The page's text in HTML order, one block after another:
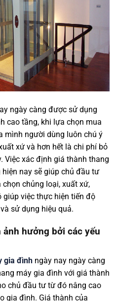
ngày càng được sử dụng
cao tầng, khi lựa chọn mua
mình người dùng luôn chú ý
xứ và hơn hết là chi phí bỏ
Việc xác định giá thành thang
nay sẽ giúp chủ đầu tư
chủng loại, xuất xứ,
việc thực hiện tiến độ
sử dụng hiệu quả.
hưởng bởi các yếu
gia đình ngày nay ngày càng
máy gia đình với giá thành
chủ đầu tư từ đó nâng cao
gia đình. Giá thành của